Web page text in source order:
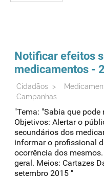
Notificar efeitos
medicamentos -
Cidadãos >
Campanhas
"Tema: "Sabia que
Objetivos: Alertar o
secundários dos
informar o profissional
ocorrência dos
geral. Meios: Cartazes
setembro 2015 "